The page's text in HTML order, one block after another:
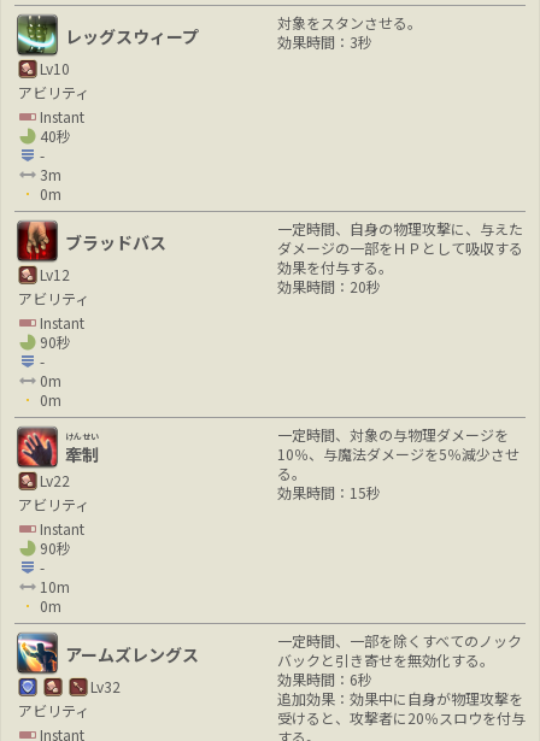
レッグスウィープ
Lv10
アビリティ
Instant
40秒
-
3m
0m
対象をスタンさせる。
効果時間：3秒
ブラッドバス
Lv12
アビリティ
Instant
90秒
-
0m
0m
一定時間、自身の物理攻撃に、与えた
ダメージの一部をＨＰとして吸収する
効果を付与する。
効果時間：20秒
牽制
けんせい
Lv22
アビリティ
Instant
90秒
-
10m
0m
一定時間、対象の与物理ダメージを
10％、与魔法ダメージを5％減少させ
る。
効果時間：15秒
アームズレングス
Lv32
アビリティ
Instant
一定時間、一部を除くすべてのノック
バックと引き寄せを無効化する。
効果時間：6秒
追加効果：効果中に自身が物理攻撃を
受けると、攻撃者に20％スロウを付与
する。